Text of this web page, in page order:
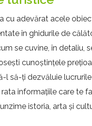
cu adevărat acele
în ghidurile de
se cuvine, în detaliu,
cunoștințele
l să-ți dezvăluie lucrurile
rata informațiile care te
istoria, arta și